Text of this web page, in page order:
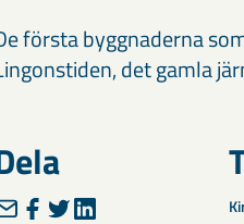
första byggnaderna
det gamla